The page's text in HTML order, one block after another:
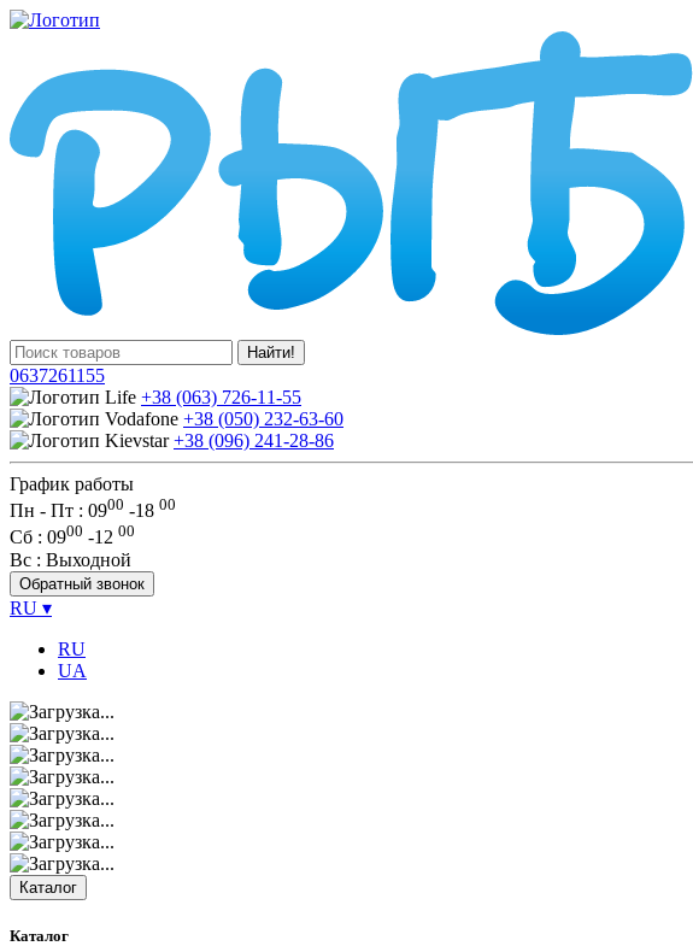
Найти!
0637261155
+38 (063) 726-11-55
+38 (050) 232-63-60
+38 (096) 241-28-86
График работы
Пн - Пт : 0900 -18 00
Сб : 0900 -12 00
Вс : Выходной
Обратный звонок
RU ▾
RU
UA
Каталог
Каталог